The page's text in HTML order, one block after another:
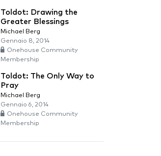
Toldot: Drawing the
Greater Blessings
Michael Berg
Gennaio 8, 2014
Onehouse Community
Membership
Toldot: The Only Way to
Pray
Michael Berg
Gennaio 6, 2014
Onehouse Community
Membership